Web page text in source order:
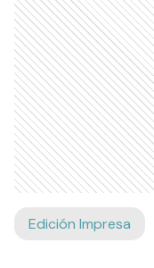
Edición Impresa